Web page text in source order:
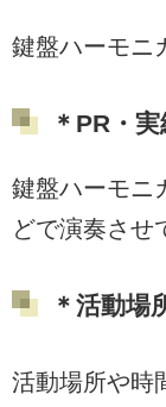
鍵盤ハーモニ
＊PR・実
鍵盤ハーモニ
どで演奏させ
＊活動場
活動場所や時